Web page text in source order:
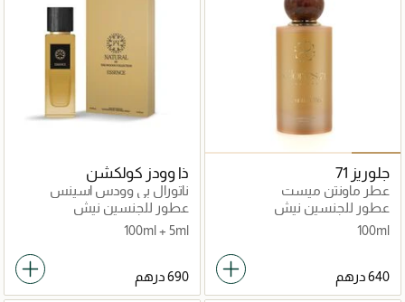
جلوريز 71
عطر ماونتن ميست
عطور للجنسين نيش
100ml
ذا وودز كولكشن
ناتورال بي وودس اسينس
عطور للجنسين نيش
100ml + 5ml